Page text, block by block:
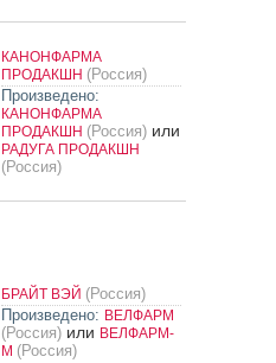
КАНОНФАРМА
ПРОДАКШН (Россия)
Произведено:
КАНОНФАРМА
ПРОДАКШН (Россия)или
РАДУГА ПРОДАКШН
(Россия)
БРАЙТ ВЭЙ (Россия)
Произведено: ВЕЛФАРМ
(Россия)или ВЕЛФАРМ-
М (Россия)